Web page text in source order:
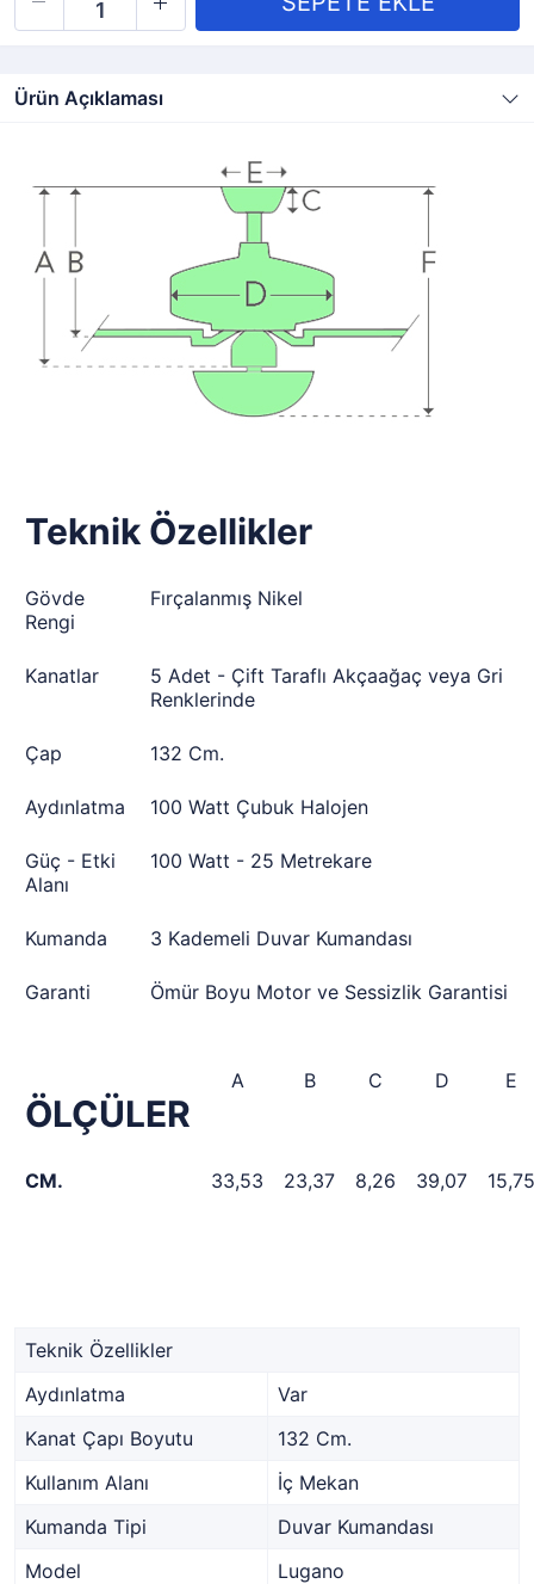
Ürün Açıklaması
Teknik Özellikler
Gövde
Rengi
Fırçalanmış Nikel
Kanatlar
5 Adet - Çift Taraflı Akçaağaç veya Gri
Renklerinde
Çap 132 Cm.
Aydınlatma 100 Watt Çubuk Halojen
Güç - Etki
Alanı
100 Watt - 25 Metrekare
Kumanda 3 Kademeli Duvar Kumandası
Garanti Ömür Boyu Motor ve Sessizlik Garantisi
ÖLÇÜLER
A B C D E
CM. 33,53 23,37 8,26 39,07 15,75
Teknik Özellikler
Aydınlatma
Var
Kanat Çapı Boyutu
132 Cm.
Kullanım Alanı
İç Mekan
Kumanda Tipi
Duvar Kumandası
Model
Lugano